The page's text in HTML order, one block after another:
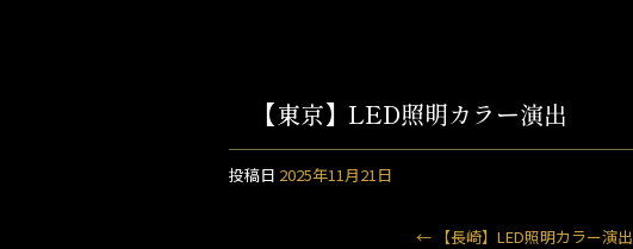
【東京】LED照明カラー演出
投稿日 2025年11月21日
← 【長崎】LED照明カラー演出